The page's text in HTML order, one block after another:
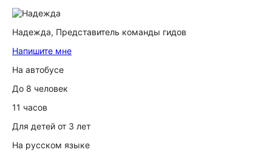
Надежда, Представитель команды гидов
Напишите мне
На автобусе
До 8 человек
11 часов
Для детей от 3 лет
На русском языке